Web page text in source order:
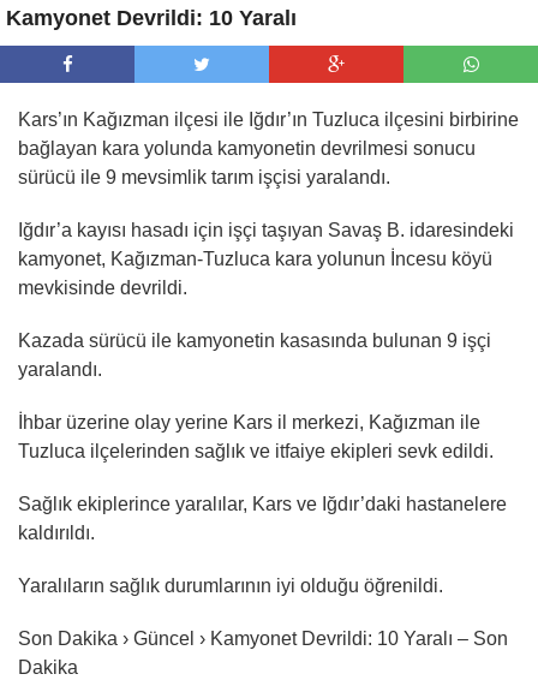
Kamyonet Devrildi: 10 Yaralı
Kars’ın Kağızman ilçesi ile Iğdır’ın Tuzluca ilçesini birbirine
bağlayan kara yolunda kamyonetin devrilmesi sonucu
sürücü ile 9 mevsimlik tarım işçisi yaralandı.
Iğdır’a kayısı hasadı için işçi taşıyan Savaş B. idaresindeki
kamyonet, Kağızman-Tuzluca kara yolunun İncesu köyü
mevkisinde devrildi.
Kazada sürücü ile kamyonetin kasasında bulunan 9 işçi
yaralandı.
İhbar üzerine olay yerine Kars il merkezi, Kağızman ile
Tuzluca ilçelerinden sağlık ve itfaiye ekipleri sevk edildi.
Sağlık ekiplerince yaralılar, Kars ve Iğdır’daki hastanelere
kaldırıldı.
Yaralıların sağlık durumlarının iyi olduğu öğrenildi.
Son Dakika › Güncel › Kamyonet Devrildi: 10 Yaralı – Son
Dakika